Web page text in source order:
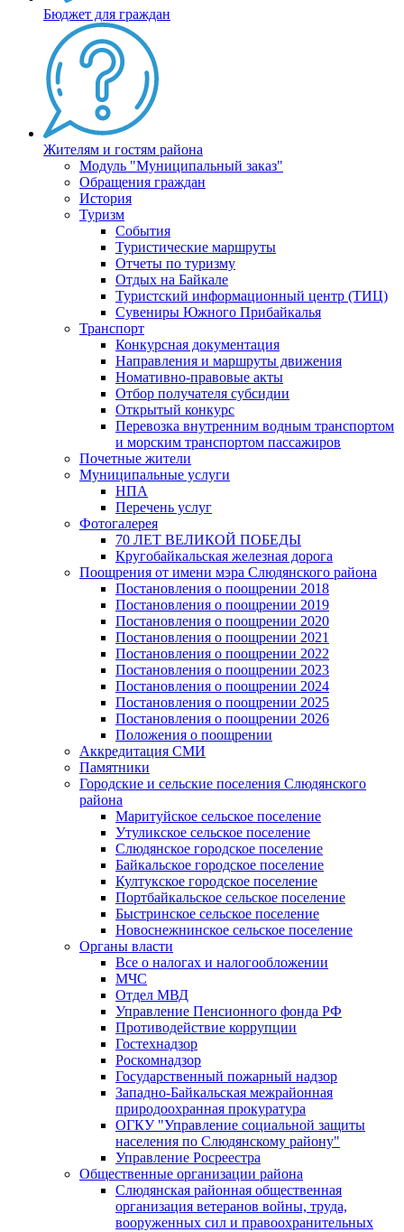
Бюджет для граждан
Жителям и гостям района
Модуль "Муниципальный заказ"
Обращения граждан
История
Туризм
События
Туристические маршруты
Отчеты по туризму
Отдых на Байкале
Туристский информационный центр (ТИЦ)
Сувениры Южного Прибайкалья
Транспорт
Конкурсная документация
Направления и маршруты движения
Номативно-правовые акты
Отбор получателя субсидии
Открытый конкурс
Перевозка внутренним водным транспортом
и морским транспортом пассажиров
Почетные жители
Муниципальные услуги
НПА
Перечень услуг
Фотогалерея
70 ЛЕТ ВЕЛИКОЙ ПОБЕДЫ
Кругобайкальская железная дорога
Поощрения от имени мэра Слюдянского района
Постановления о поощрении 2018
Постановления о поощрении 2019
Постановления о поощрении 2020
Постановления о поощрении 2021
Постановления о поощрении 2022
Постановления о поощрении 2023
Постановления о поощрении 2024
Постановления о поощрении 2025
Постановления о поощрении 2026
Положения о поощрении
Аккредитация СМИ
Памятники
Городские и сельские поселения Слюдянского
района
Маритуйское сельское поселение
Утуликское сельское поселение
Слюдянское городское поселение
Байкальское городское поселение
Култукское городское поселение
Портбайкальское сельское поселение
Быстринское сельское поселение
Новоснежнинское сельское поселение
Органы власти
Все о налогах и налогообложении
МЧС
Отдел МВД
Управление Пенсионного фонда РФ
Противодействие коррупции
Гостехнадзор
Роскомнадзор
Государственный пожарный надзор
Западно-Байкальская межрайонная
природоохранная прокуратура
ОГКУ "Управление социальной защиты
населения по Слюдянскому району"
Управление Росреестра
Общественные организации района
Слюдянская районная общественная
организация ветеранов войны, труда,
вооруженных сил и правоохранительных